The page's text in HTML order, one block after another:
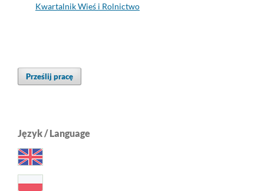
Kwartalnik Wieś i Rolnictwo
Prześlij pracę
Język / Language